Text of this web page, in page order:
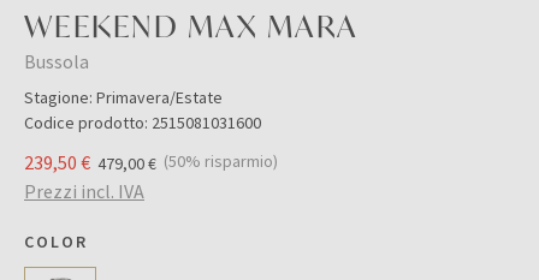
WEEKEND MAX MARA
Bussola
Stagione: Primavera/Estate
Codice prodotto: 2515081031600
239,50 € 479,00 € (50% risparmio)
Prezzi incl. IVA
COLOR